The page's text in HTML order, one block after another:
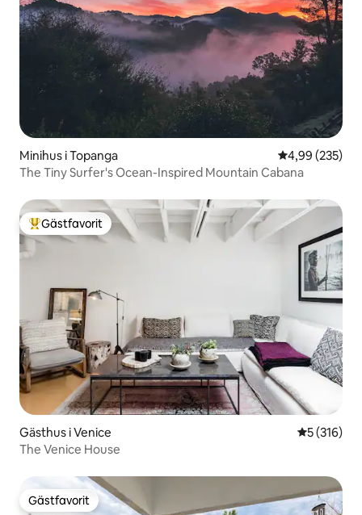
Minihus i Topanga 4,99 av 5 i
4,99 (235)
The Tiny Surfer's Ocean-Inspired Mountain Cabana
Populär gästfavorit
Gästfavorit
Gästhus i Venice 5 av 5 i
5 (316)
The Venice House
Gästfavorit
Gästfavorit